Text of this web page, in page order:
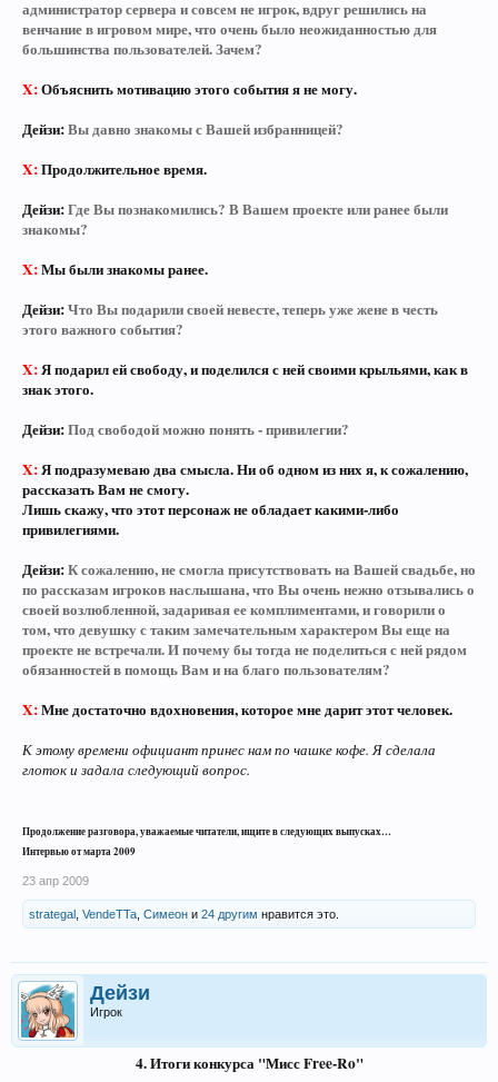
администратор сервера и совсем не игрок, вдруг решились на
венчание в игровом мире, что очень было неожиданностью для
большинства пользователей. Зачем?
X:Объяснить мотивацию этого события я не могу.
Дейзи:Вы давно знакомы с Вашей избранницей?
X:Продолжительное время.
Дейзи:Где Вы познакомились? В Вашем проекте или ранее были
знакомы?
X:Мы были знакомы ранее.
Дейзи:Что Вы подарили своей невесте, теперь уже жене в честь
этого важного события?
X:Я подарил ей свободу, и поделился с ней своими крыльями, как в
знак этого.
Дейзи:Под свободой можно понять - привилегии?
X:Я подразумеваю два смысла. Ни об одном из них я, к сожалению,
рассказать Вам не смогу.
Лишь скажу, что этот персонаж не обладает какими-либо
привилегиями.
Дейзи:К сожалению, не смогла присутствовать на Вашей свадьбе, но
по рассказам игроков наслышана, что Вы очень нежно отзывались о
своей возлюбленной, задаривая ее комплиментами, и говорили о
том, что девушку с таким замечательным характером Вы еще на
проекте не встречали. И почему бы тогда не поделиться с ней рядом
обязанностей в помощь Вам и на благо пользователям?
X:Мне достаточно вдохновения, которое мне дарит этот человек.
К этому времени официант принес нам по чашке кофе. Я сделала
глоток и задала следующий вопрос.
Продолжение разговора, уважаемые читатели, ищите в следующих выпусках…
Интервью от марта 2009
23 апр 2009
strategal VendeTTa Симеон и 24 другим нравится это.
Дейзи
Игрок
4. Итоги конкурса "Мисс Free-Ro"